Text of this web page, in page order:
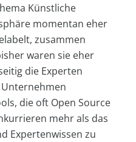
Künstliche
momentan eher
zusammen
waren sie eher
die Experten
die oft Open Source
mehr als das
Expertenwissen zu